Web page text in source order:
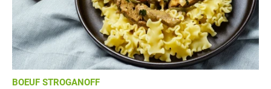
BOEUF STROGANOFF